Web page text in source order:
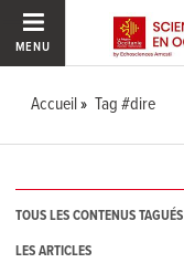
MENU
Accueil Tag #dire
TOUS LES CONTENUS TAGUÉS
LES ARTICLES